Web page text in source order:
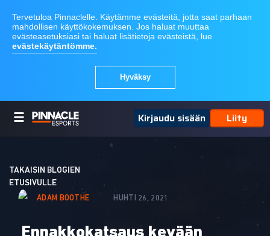
Kirjaudu sisään Liity
TAKAISIN BLOGIEN
ETUSIVULLE
ADAM BOOTHE HUHTI 26, 2021
Ennakkokatsaus kevään